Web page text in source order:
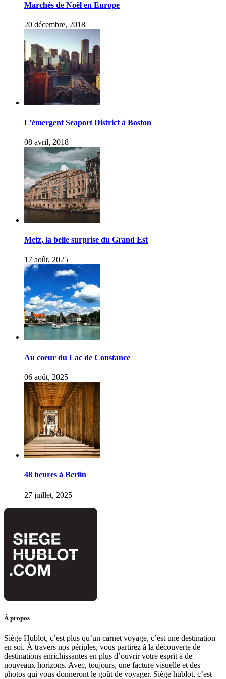
Marchés de Noël en Europe
20 décembre, 2018
L’émergent Seaport District à Boston
08 avril, 2018
Metz, la belle surprise du Grand Est
17 août, 2025
Au coeur du Lac de Constance
06 août, 2025
48 heures à Berlin
27 juillet, 2025
À propos
Siège Hublot, c’est plus qu’un carnet voyage, c’est une destination
en soi. À travers nos périples, vous partirez à la découverte de
destinations enrichissantes en plus d’ouvrir votre esprit à de
nouveaux horizons. Avec, toujours, une facture visuelle et des
photos qui vous donneront le goût de voyager. Siège hublot, c’est